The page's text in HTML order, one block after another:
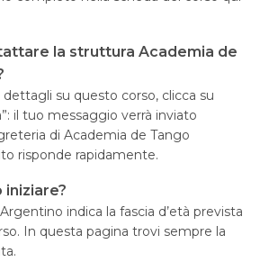
la struttura Academia de
su questo corso, clicca su
il tuo messaggio verrà inviato
di Academia de Tango
risponde rapidamente.
iniziare?
indica la fascia d’età prevista
In questa pagina trovi sempre la